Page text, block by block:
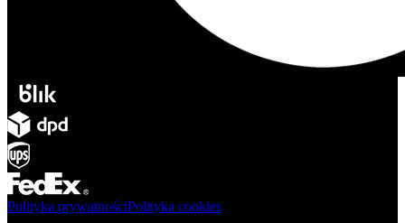
Polityka prywatnościPolityka cookies